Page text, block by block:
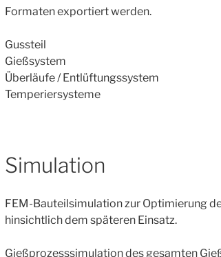
Formaten exportiert werden.
Gussteil
Gießsystem
Überläufe / Entlüftungssystem
Temperiersysteme
Simulation
FEM-Bauteilsimulation zur Optimierung
hinsichtlich dem späteren Einsatz.
Gießprozesssimulation des gesamten